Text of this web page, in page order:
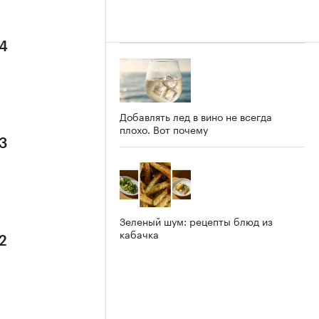
Добавлять лед в вино не всегда
плохо. Вот почему
Зеленый шум: рецепты блюд из
кабачка